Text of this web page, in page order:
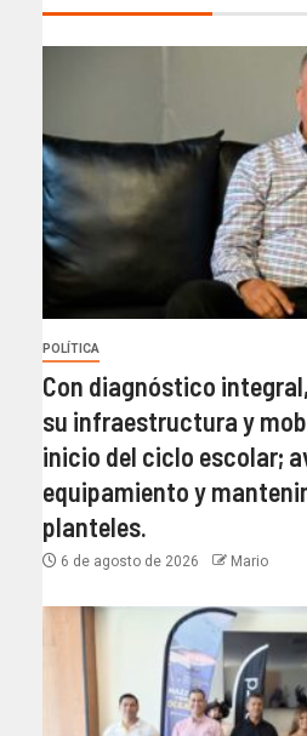
POLÍTICA
Con diagnóstico
su infraestructura y
inicio del ciclo escolar;
equipamiento y
planteles.
6 de agosto de 2026 Mario